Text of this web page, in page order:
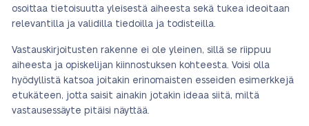
osoittaa tietoisuutta yleisestä aiheesta sekä tukea ideoitaan
relevantilla ja validilla tiedoilla ja todisteilla.
Vastauskirjoitusten rakenne ei ole yleinen, sillä se riippuu
aiheesta ja opiskelijan kiinnostuksen kohteesta. Voisi olla
hyödyllistä katsoa joitakin erinomaisten esseiden esimerkkejä
etukäteen, jotta saisit ainakin jotakin ideaa siitä, miltä
vastausessäyte pitäisi näyttää.